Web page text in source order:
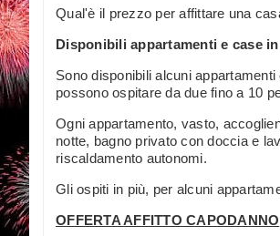
Qual'è il prezzo per affittare una
Disponibili appartamenti e case
Sono disponibili alcuni
possono ospitare da due fino a 10
Ogni appartamento, vasto,
notte, bagno privato con doccia e
riscaldamento autonomi.
Gli ospiti in più, per alcuni
OFFERTA AFFITTO CAPODANNO